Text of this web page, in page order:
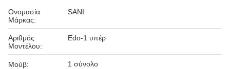
Ονομασία
Μάρκας:
SANI
Αριθμός
Μοντέλου:
Edo-1 υπέρ
Μούβ: 1 σύνολο